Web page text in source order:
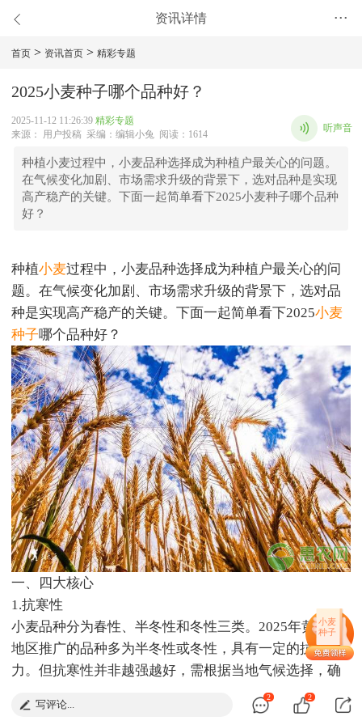
资讯详情 •••
小麦
种子
首页 > 资讯首页 > 精彩专题
2025小麦种子哪个品种好？
2025-11-12 11:26:39 精彩专题
来源： 用户投稿 采编：编辑小兔 阅读：1614
听声音
种植小麦过程中，小麦品种选择成为种植户最关心的问题。
在气候变化加剧、市场需求升级的背景下，选对品种是实现
高产稳产的关键。下面一起简单看下2025小麦种子哪个品种
好？
种植小麦过程中，小麦品种选择成为种植户最关心的问
题。在气候变化加剧、市场需求升级的背景下，选对品
种是实现高产稳产的关键。下面一起简单看下2025小麦
种子哪个品种好？
一、四大核心
1.抗寒性
小麦品种分为春性、半冬性和冬性三类。2025年黄淮海
地区推广的品种多为半冬性或冬性，具有一定的抗寒能
力。但抗寒性并非越强越好，需根据当地气候选择，确
保秋播后能安全越冬即可。例如，轮选49在-18℃极寒天
气下存活率达92%，冻害恢复率比常规品种高40%，是
写评论...
2 2